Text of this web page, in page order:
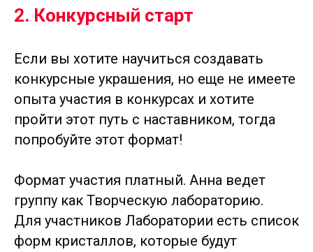
2. Конкурсный старт
Если вы хотите научиться создавать
конкурсные украшения, но еще не имеете
опыта участия в конкурсах и хотите
пройти этот путь с наставником, тогда
попробуйте этот формат!
Формат участия платный. Анна ведет
группу как Творческую лабораторию.
Для участников Лаборатории есть список
форм кристаллов, которые будут